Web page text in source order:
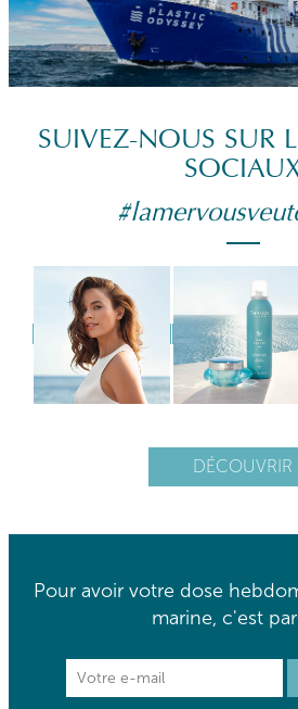
SUIVEZ-NOUS SUR
DÉCOUVRIR
Pour avoir votre dose
marine, c'est